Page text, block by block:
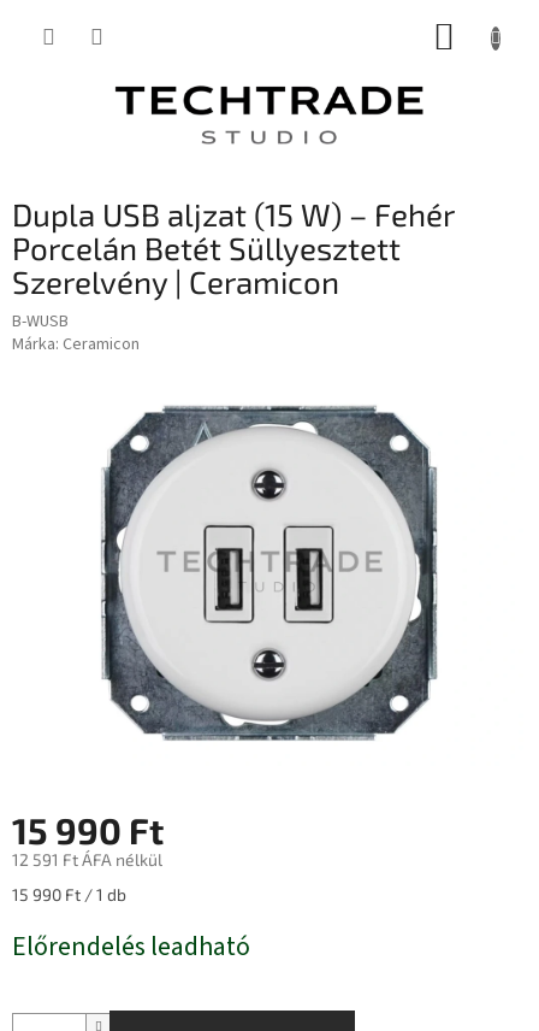
KOSÁR
Dupla USB aljzat (15 W) – Fehér
Porcelán Betét Süllyesztett
Szerelvény | Ceramicon
B-WUSB
Márka: Ceramicon
15 990 Ft
12 591 Ft ÁFA nélkül
Egységár:
15 990 Ft / 1 db
Előrendelés leadható